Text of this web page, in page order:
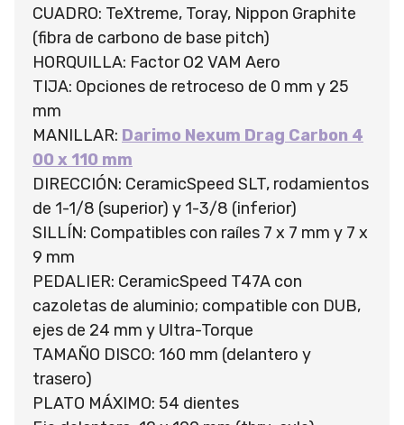
CUADRO: TeXtreme, Toray, Nippon Graphite
(fibra de carbono de base pitch)
HORQUILLA: Factor O2 VAM Aero
TIJA: Opciones de retroceso de 0 mm y 25
mm
MANILLAR: Darimo Nexum Drag Carbon 4
00 x 110 mm
DIRECCIÓN: CeramicSpeed SLT, rodamientos
de 1-1/8 (superior) y 1-3/8 (inferior)
SILLÍN: Compatibles con raíles 7 x 7 mm y 7 x
9 mm
PEDALIER: CeramicSpeed T47A con
cazoletas de aluminio; compatible con DUB,
ejes de 24 mm y Ultra-Torque
TAMAÑO DISCO: 160 mm (delantero y
trasero)
PLATO MÁXIMO: 54 dientes